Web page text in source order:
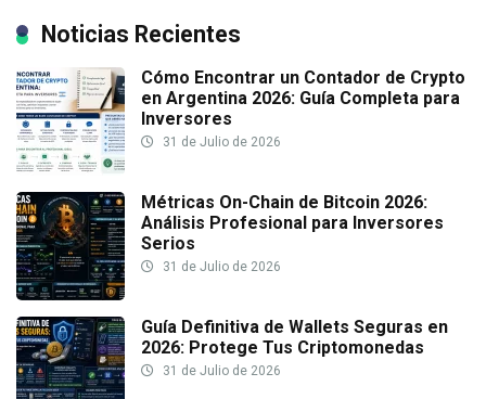
Noticias Recientes
Cómo Encontrar un Contador de Crypto
en Argentina 2026: Guía Completa para
Inversores
31 de Julio de 2026
Métricas On-Chain de Bitcoin 2026:
Análisis Profesional para Inversores
Serios
31 de Julio de 2026
Guía Definitiva de Wallets Seguras en
2026: Protege Tus Criptomonedas
31 de Julio de 2026